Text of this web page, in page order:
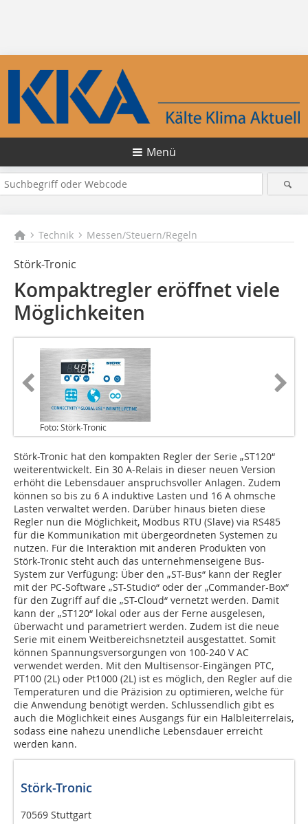
Menü
Technik Messen/Steuern/Regeln
Störk-Tronic
Kompaktregler eröffnet viele
Möglichkeiten
Foto: Störk-Tronic
Störk-Tronic hat den kompakten Regler der Serie „ST120“
weiterentwickelt. Ein 30 A-Relais in dieser neuen Version
erhöht die Lebensdauer anspruchsvoller Anlagen. Zudem
können so bis zu 6 A induktive Lasten und 16 A ohmsche
Lasten verwaltet werden. Darüber hinaus bieten diese
Regler nun die Möglichkeit, Modbus RTU (Slave) via RS485
für die Kommunikation mit übergeordneten Systemen zu
nutzen. Für die Interaktion mit anderen Produkten von
Störk-Tronic steht auch das unternehmenseigene Bus-
System zur Verfügung: Über den „ST-Bus“ kann der Regler
mit der PC-Software „ST-Studio“ oder der „Commander-Box“
für den Zugriff auf die „ST-Cloud“ vernetzt werden. Damit
kann der „ST120“ lokal oder aus der Ferne ausgelesen,
überwacht und parametriert werden. Zudem ist die neue
Serie mit einem Weitbereichsnetzteil ausgestattet. Somit
können Spannungsversorgungen von 100-240 V AC
verwendet werden. Mit den Multisensor-Eingängen PTC,
PT100 (2L) oder Pt1000 (2L) ist es möglich, den Regler auf die
Temperaturen und die Präzision zu optimieren, welche für
die Anwendung benötigt werden. Schlussendlich gibt es
auch die Möglichkeit eines Ausgangs für ein Halbleiterrelais,
sodass eine nahezu unendliche Lebensdauer erreicht
werden kann.
Störk-Tronic
70569 Stuttgart